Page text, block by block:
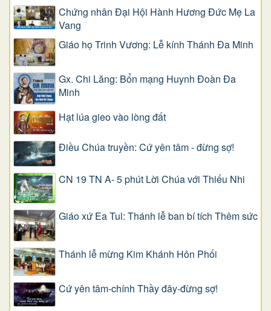
Chứng nhân Đại Hội Hành Hương Đức Mẹ La
Vang
Giáo họ Trinh Vương: Lễ kính Thánh Đa Minh
Gx. Chi Lăng: Bổn mạng Huynh Đoàn Đa
Minh
Hạt lúa gieo vào lòng đất
Điều Chúa truyền: Cứ yên tâm - đừng sợ!
CN 19 TN A- 5 phút Lời Chúa với Thiếu Nhi
Giáo xứ Ea Tul: Thánh lễ ban bí tích Thêm sức
Thánh lễ mừng Kim Khánh Hôn Phối
Cứ yên tâm-chính Thầy đây-đừng sợ!